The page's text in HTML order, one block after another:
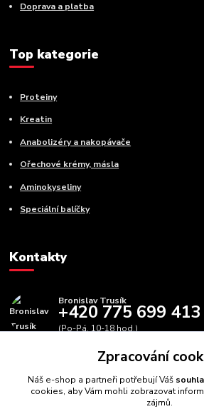
Doprava a platba
Top kategorie
Proteiny
Kreatin
Anabolizéry a nakopávače
Ořechové krémy, másla
Aminokyseliny
Speciální balíčky
Kontakty
Bronislav Trusík
+420 775 699 413
(Po-Pá, 10-18 hod.)
info@bbfitness.czZpracování
Náš e-shop a partneři potřebují Váš
cookies, aby Vám mohli zobrazovat
zájmů.